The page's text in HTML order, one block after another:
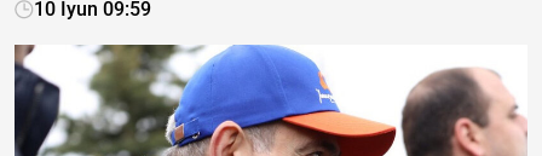
10 İyun 09:59